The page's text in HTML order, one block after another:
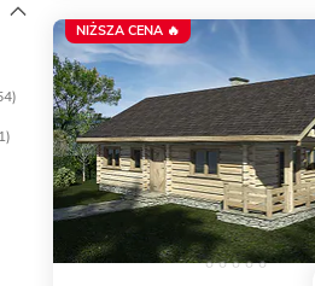
NIŻSZA CENA 🔥